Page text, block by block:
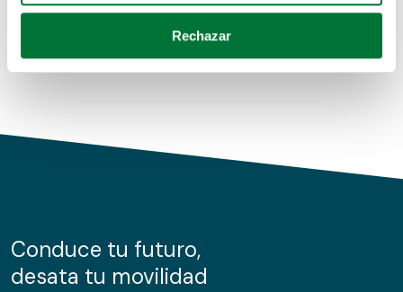
para buscar características específicas (huellas
Obtenga más información sobre cómo se procesan sus
de cookies.
información sobre el uso que haga del sitio web con
nuestros partners de redes sociales, publicidad y análisis
Rechazar
Conduce tu futuro,
desata tu movilidad